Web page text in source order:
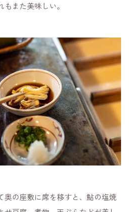
また美味しい。
奥の座敷に席を移すと、鮎の塩焼